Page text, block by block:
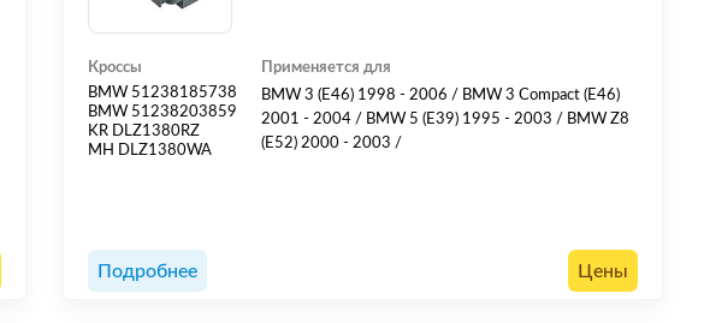
Кроссы
BMW 51238185738
BMW 51238203859
KR DLZ1380RZ
MH DLZ1380WA
Применяется для
BMW 3 (E46) 1998 - 2006 / BMW 3 Compact (E46)
2001 - 2004 / BMW 5 (E39) 1995 - 2003 / BMW Z8
(E52) 2000 - 2003 /
Подробнее Цены